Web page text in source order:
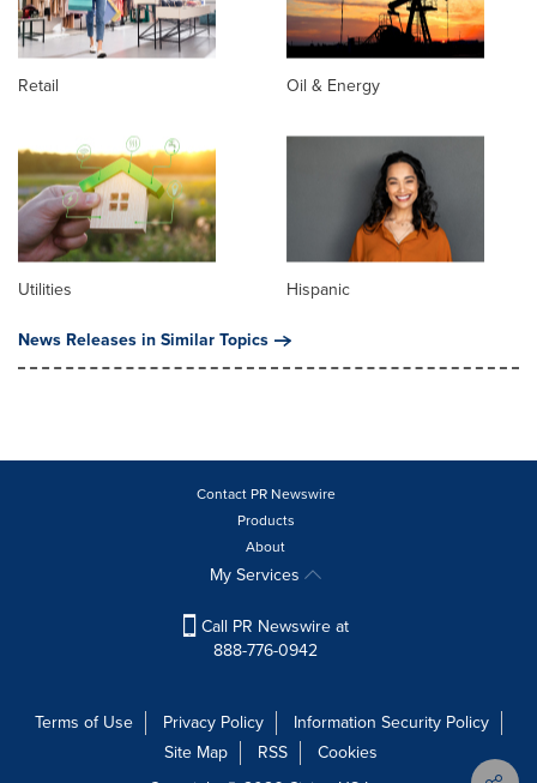
Retail Oil & Energy
Utilities
Hispanic
News Releases in Similar Topics
Contact PR Newswire
Products
About
My Services
Call PR Newswire at
888-776-0942
Terms of Use Privacy Policy
Information Security Policy
Site Map
RSS
Cookies